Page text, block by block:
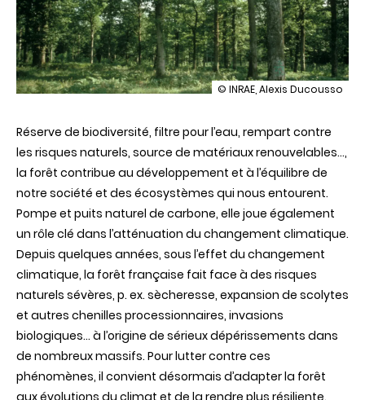
illustration
côtés
des
acteurs
de
filière
forêt
s’engage
auprès
de
l’Etat
pour
l’adaptation
des
forêts
au
climatique
© INRAE, Alexis Ducousso
Réserve de biodiversité, filtre pour l’eau, rempart contre
les risques naturels, source de matériaux renouvelables…,
la forêt contribue au développement et à l’équilibre de
notre société et des écosystèmes qui nous entourent.
Pompe et puits naturel de carbone, elle joue également
un rôle clé dans l’atténuation du changement climatique.
Depuis quelques années, sous l’effet du changement
climatique, la forêt française fait face à des risques
naturels sévères, p. ex. sècheresse, expansion de scolytes
et autres chenilles processionnaires, invasions
biologiques... à l’origine de sérieux dépérissements dans
de nombreux massifs. Pour lutter contre ces
phénomènes, il convient désormais d’adapter la forêt